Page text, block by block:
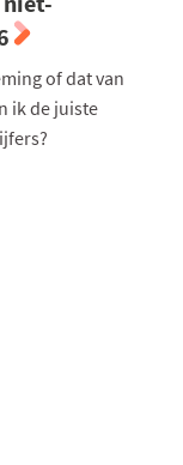
of dat van
ik de juiste